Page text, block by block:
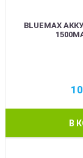
BLUEMAX
В